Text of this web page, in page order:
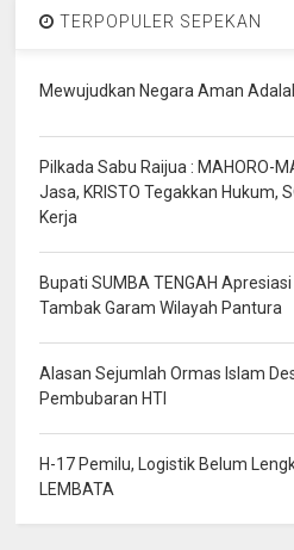
TERPOPULER SEPEKAN
Mewujudkan Negara Aman
Pilkada Sabu Raijua : MAHORO-
Jasa, KRISTO Tegakkan Hukum,
Kerja
Bupati SUMBA TENGAH
Tambak Garam Wilayah Pantura
Alasan Sejumlah Ormas Islam
Pembubaran HTI
H-17 Pemilu, Logistik Belum
LEMBATA